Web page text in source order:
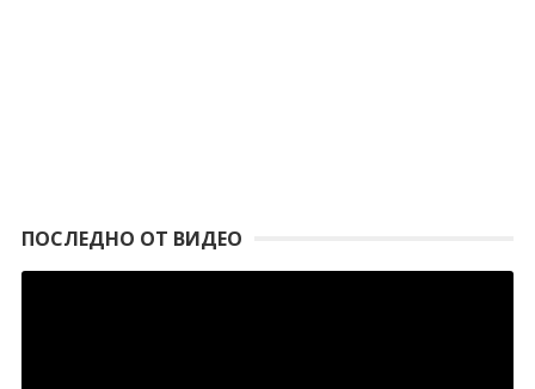
ПОСЛЕДНО ОТ ВИДЕО